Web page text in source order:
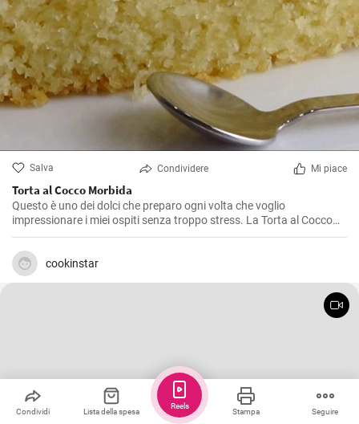
Salva Condividere Mi piace
Torta al Cocco Morbida
Questo è uno dei dolci che preparo ogni volta che voglio
impressionare i miei ospiti senza troppo stress. La Torta al Cocco
Morbida è un dolce dal sapore esotico e dalla consistenza soffice
che caterisce agli amanti del cocco in modo eccezionale. La sua
bellezza sta nella sua semplicità e in un gusto autentico di cocco
che è diventato un vero e proprio inno a questo frutto. Io la adoro e
sono sicuro che anche tu, una volta provata, non potrai più farne a
cookinstar
Condividi Lista della spesa Stampa Seguire
Reels